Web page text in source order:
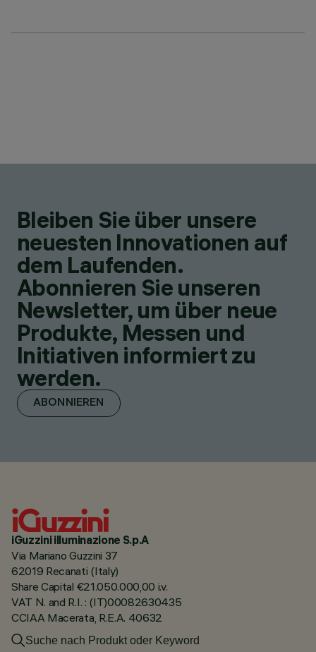
Bleiben Sie über unsere
neuesten Innovationen auf
dem Laufenden.
Abonnieren Sie unseren
Newsletter, um über neue
Produkte, Messen und
Initiativen informiert zu
werden.
ABONNIEREN
iGuzzini illuminazione S.p.A
Via Mariano Guzzini 37
62019 Recanati (Italy)
Share Capital €21.050.000,00 i.v.
VAT N. and R.I. : (IT)00082630435
CCIAA Macerata, R.E.A. 40632